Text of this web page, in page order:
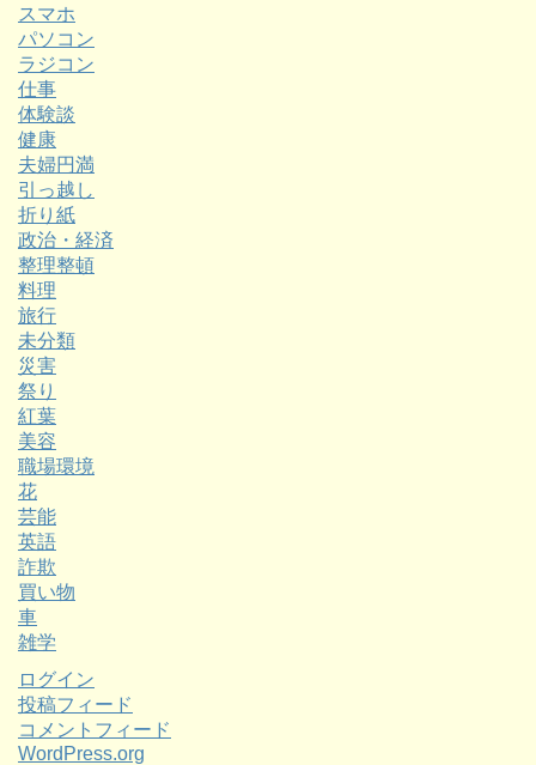
スマホ
パソコン
ラジコン
仕事
体験談
健康
夫婦円満
引っ越し
折り紙
政治・経済
整理整頓
料理
旅行
未分類
災害
祭り
紅葉
美容
職場環境
花
芸能
英語
詐欺
買い物
車
雑学
ログイン
投稿フィード
コメントフィード
WordPress.org